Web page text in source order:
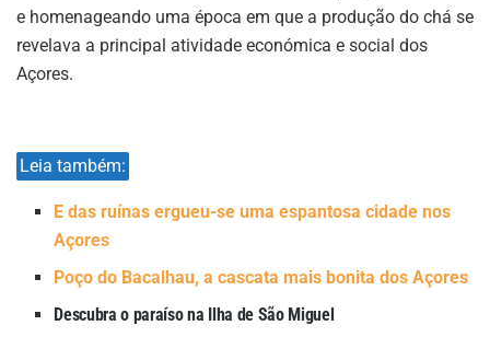
e homenageando uma época em que a produção do chá se
revelava a principal atividade económica e social dos
Açores.
Leia também:
E das ruínas ergueu-se uma espantosa cidade nos
Açores
Poço do Bacalhau, a cascata mais bonita dos Açores
Descubra o paraíso na Ilha de São Miguel